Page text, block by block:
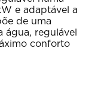
e adaptável a
de uma
água, regulável
conforto